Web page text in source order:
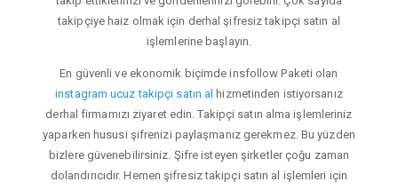
takipçiye haiz olmak için derhal şifresiz takipçi satın al
işlemlerine başlayın.
En güvenli ve ekonomik biçimde insfollow Paketi olan
instagram ucuz takipçi satın al hizmetinden istiyorsanız
derhal firmamızı ziyaret edin. Takipçi satın alma işlemleriniz
yaparken hususi şifrenizi paylaşmanız gerekmez. Bu yüzden
bizlere güvenebilirsiniz. Şifre isteyen şirketler çoğu zaman
dolandırıcıdır. Hemen şifresiz takipçi satın al işlemleri için